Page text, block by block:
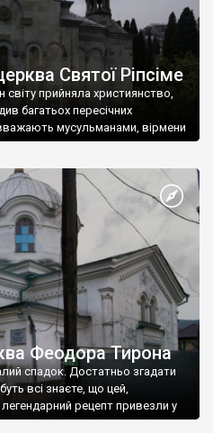
Святої Ріпсіме
прийняла християнство,
багатьох пересічних
вважають мусульманами, вірмени
Феодора Тирона
спадок. Достатньо згадати
всі знаєте, що цей,
легендарний рецепт привезли у